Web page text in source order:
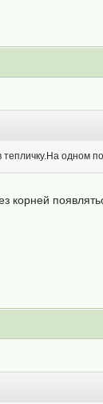
одном
корней